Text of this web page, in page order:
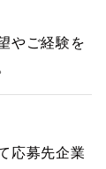
やご経験を
応募先企業